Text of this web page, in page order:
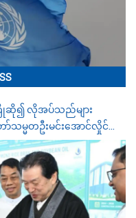
ြိုဆို၍ လိုအပ်သည်များ
မ္မတဦးမင်းအောင်လှိုင်က